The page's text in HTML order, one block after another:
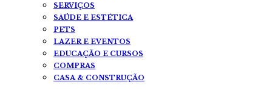
SERVIÇOS
SAÚDE E ESTÉTICA
PETS
LAZER E EVENTOS
EDUCAÇÃO E CURSOS
COMPRAS
CASA & CONSTRUÇÃO